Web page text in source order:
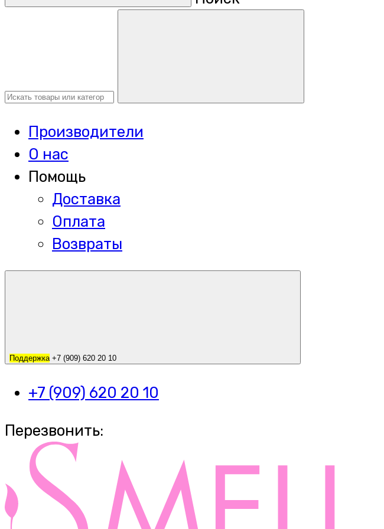
Производители
О нас
Помощь
Доставка
Оплата
Возвраты
Поддержка +7 (909) 620 20 10
+7 (909) 620 20 10
Перезвонить: